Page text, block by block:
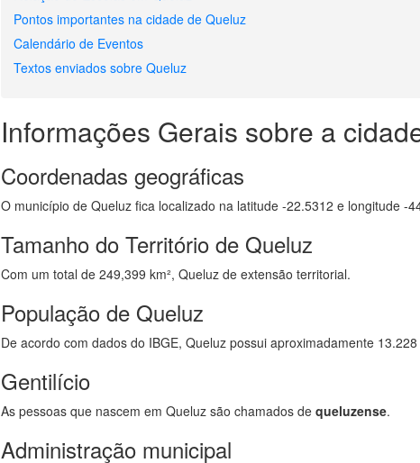
Pontos importantes na cidade de Queluz
Calendário de Eventos
Textos enviados sobre Queluz
Informações Gerais sobre a
Coordenadas geográficas
O município de Queluz fica localizado na latitude -22.5312 e longitude -
Tamanho do Território de Queluz
Com um total de 249,399 km², Queluz de extensão territorial.
População de Queluz
De acordo com dados do IBGE, Queluz possui aproximadamente
Gentilício
As pessoas que nascem em Queluz são chamados dequeluzense.
Administração municipal